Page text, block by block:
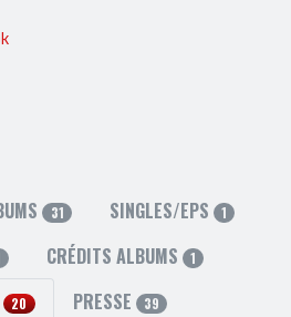
31 SINGLES/EPS 1
CRÉDITS ALBUMS 1
20 PRESSE 39